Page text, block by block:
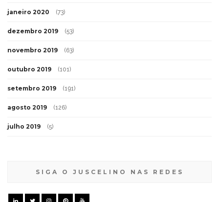
janeiro 2020 (73)
dezembro 2019 (53)
novembro 2019 (63)
outubro 2019 (101)
setembro 2019 (191)
agosto 2019 (126)
julho 2019 (5)
SIGA O JUSCELINO NAS REDES